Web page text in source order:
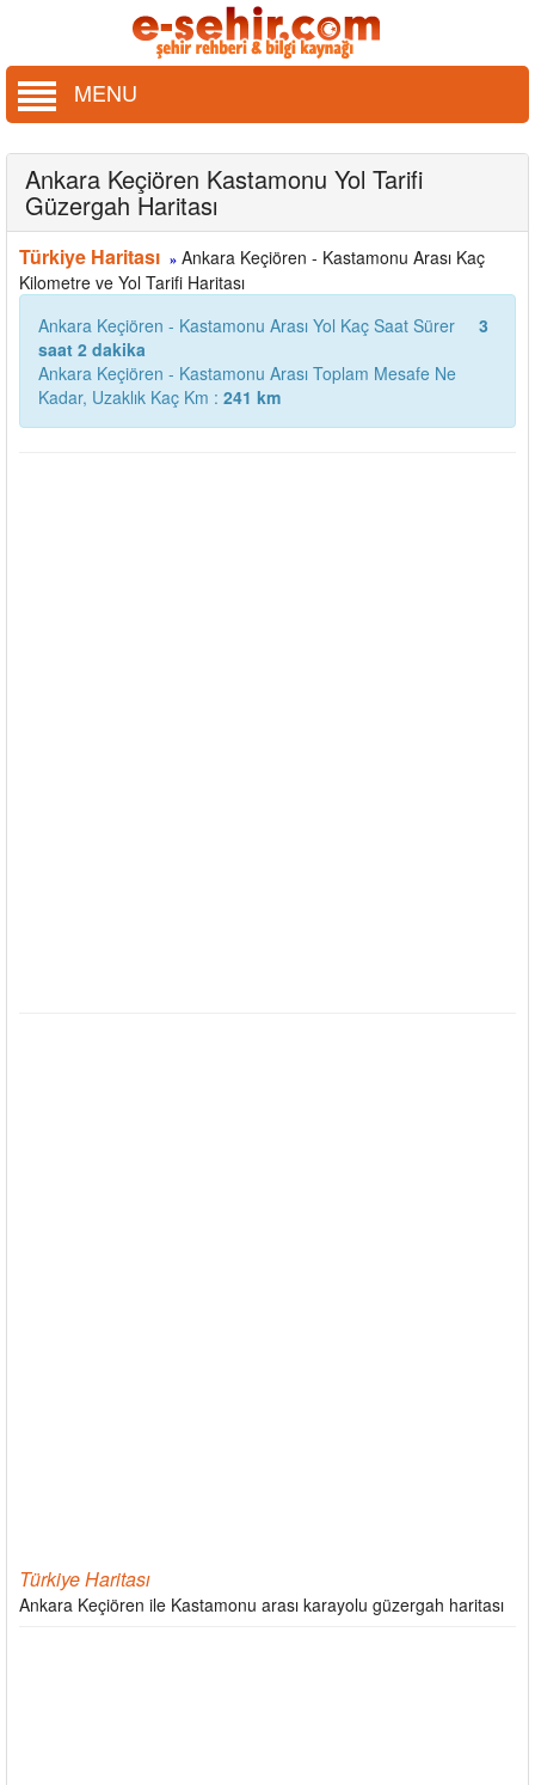
MENU
Ankara Keçiören Kastamonu Yol Tarifi
Güzergah Haritası
Türkiye Haritası » Ankara Keçiören - Kastamonu Arası Kaç
Kilometre ve Yol Tarifi Haritası
Ankara Keçiören - Kastamonu Arası Yol Kaç Saat Sürer
3
saat 2 dakika
Ankara Keçiören - Kastamonu Arası Toplam Mesafe Ne
Kadar, Uzaklık Kaç Km : 241 km
Türkiye Haritası
Ankara Keçiören ile Kastamonu arası karayolu güzergah haritası